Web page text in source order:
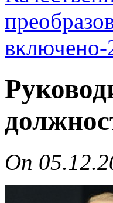
включено-
On